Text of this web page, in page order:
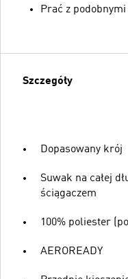
Prać z
Szczegóły
Dopasowany krój
Suwak na całej
ściągaczem
100% poliester
AEROREADY